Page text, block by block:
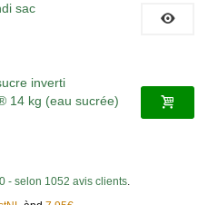
sac
inverti
14 kg (eau sucrée)
- selon 1052 avis clients